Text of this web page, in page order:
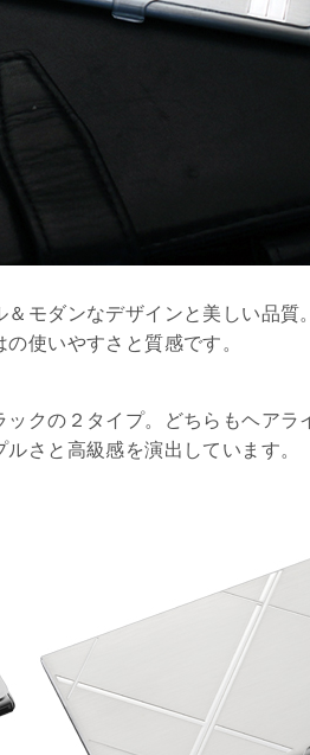
モダンなデザインと美しい品質
使いやすさと質感です。
クの２タイプ。どちらもヘアラ
さと高級感を演出しています。